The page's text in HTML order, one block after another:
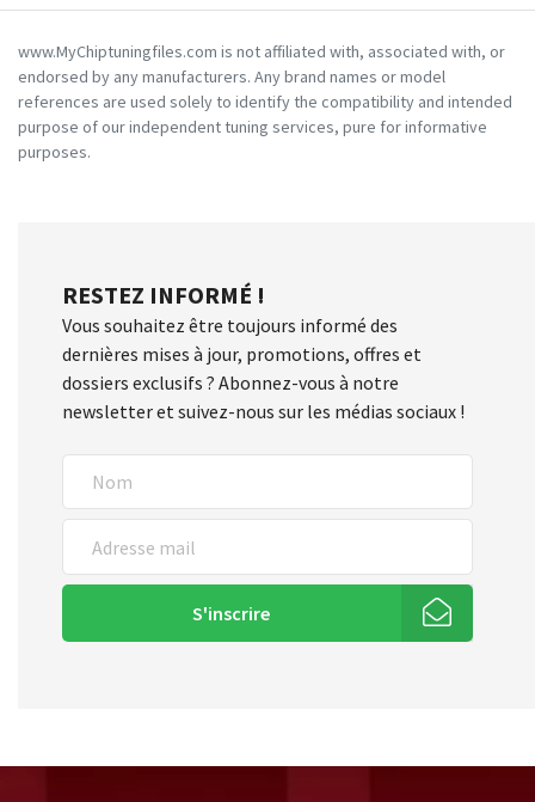
www.MyChiptuningfiles.com is not affiliated with, associated with, or
endorsed by any manufacturers. Any brand names or model
references are used solely to identify the compatibility and intended
purpose of our independent tuning services, pure for informative
purposes.
RESTEZ INFORMÉ !
Vous souhaitez être toujours informé des
dernières mises à jour, promotions, offres et
dossiers exclusifs ? Abonnez-vous à notre
newsletter et suivez-nous sur les médias sociaux !
S'inscrire